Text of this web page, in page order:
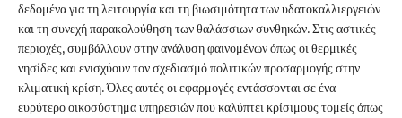
δεδομένα για τη λειτουργία και τη βιωσιμότητα των υδατοκαλλιεργειών
και τη συνεχή παρακολούθηση των θαλάσσιων συνθηκών. Στις αστικές
περιοχές, συμβάλλουν στην ανάλυση φαινομένων όπως οι θερμικές
νησίδες και ενισχύουν τον σχεδιασμό πολιτικών προσαρμογής στην
κλιματική κρίση. Όλες αυτές οι εφαρμογές εντάσσονται σε ένα
ευρύτερο οικοσύστημα υπηρεσιών που καλύπτει κρίσιμους τομείς όπως